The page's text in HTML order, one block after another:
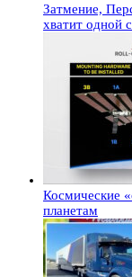
Затмение,
хватит одной
Космические
планетам